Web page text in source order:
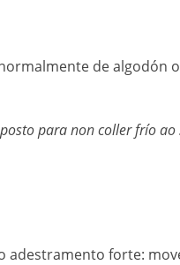
de
para non coller frío
adestramento forte: